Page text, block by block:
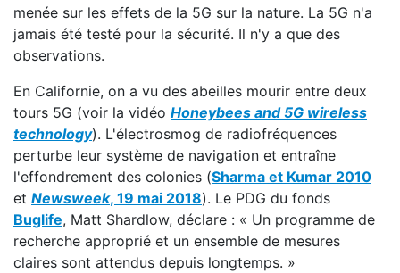
menée sur les effets de la 5G sur la nature. La 5G n'a
jamais été testé pour la sécurité. Il n'y a que des
observations.
En Californie, on a vu des abeilles mourir entre deux
tours 5G (voir la vidéo Honeybees and 5G wireless
technology). L'électrosmog de radiofréquences
perturbe leur système de navigation et entraîne
l'effondrement des colonies (Sharma et Kumar 2010
et Newsweek, 19 mai 2018). Le PDG du fonds
Buglife, Matt Shardlow, déclare : « Un programme de
recherche approprié et un ensemble de mesures
claires sont attendus depuis longtemps. »